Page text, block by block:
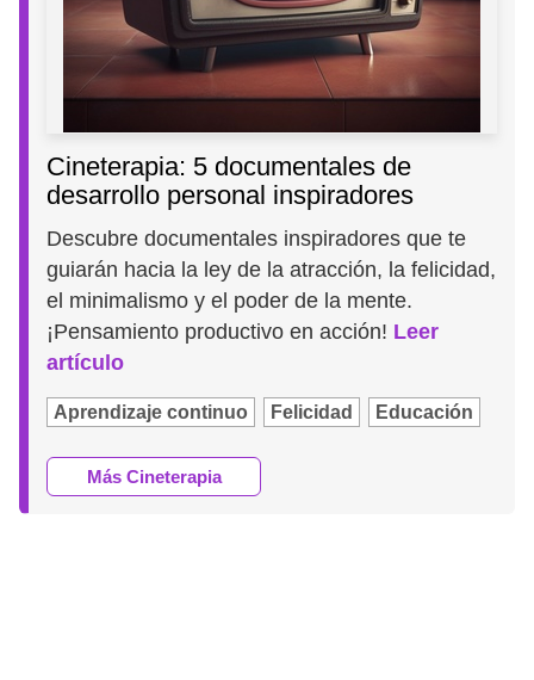
Cineterapia: 5 documentales de
desarrollo personal inspiradores
Descubre documentales inspiradores que te
guiarán hacia la ley de la atracción, la felicidad,
el minimalismo y el poder de la mente.
¡Pensamiento productivo en acción! Leer
artículo
Aprendizaje continuo Felicidad Educación
Más Cineterapia